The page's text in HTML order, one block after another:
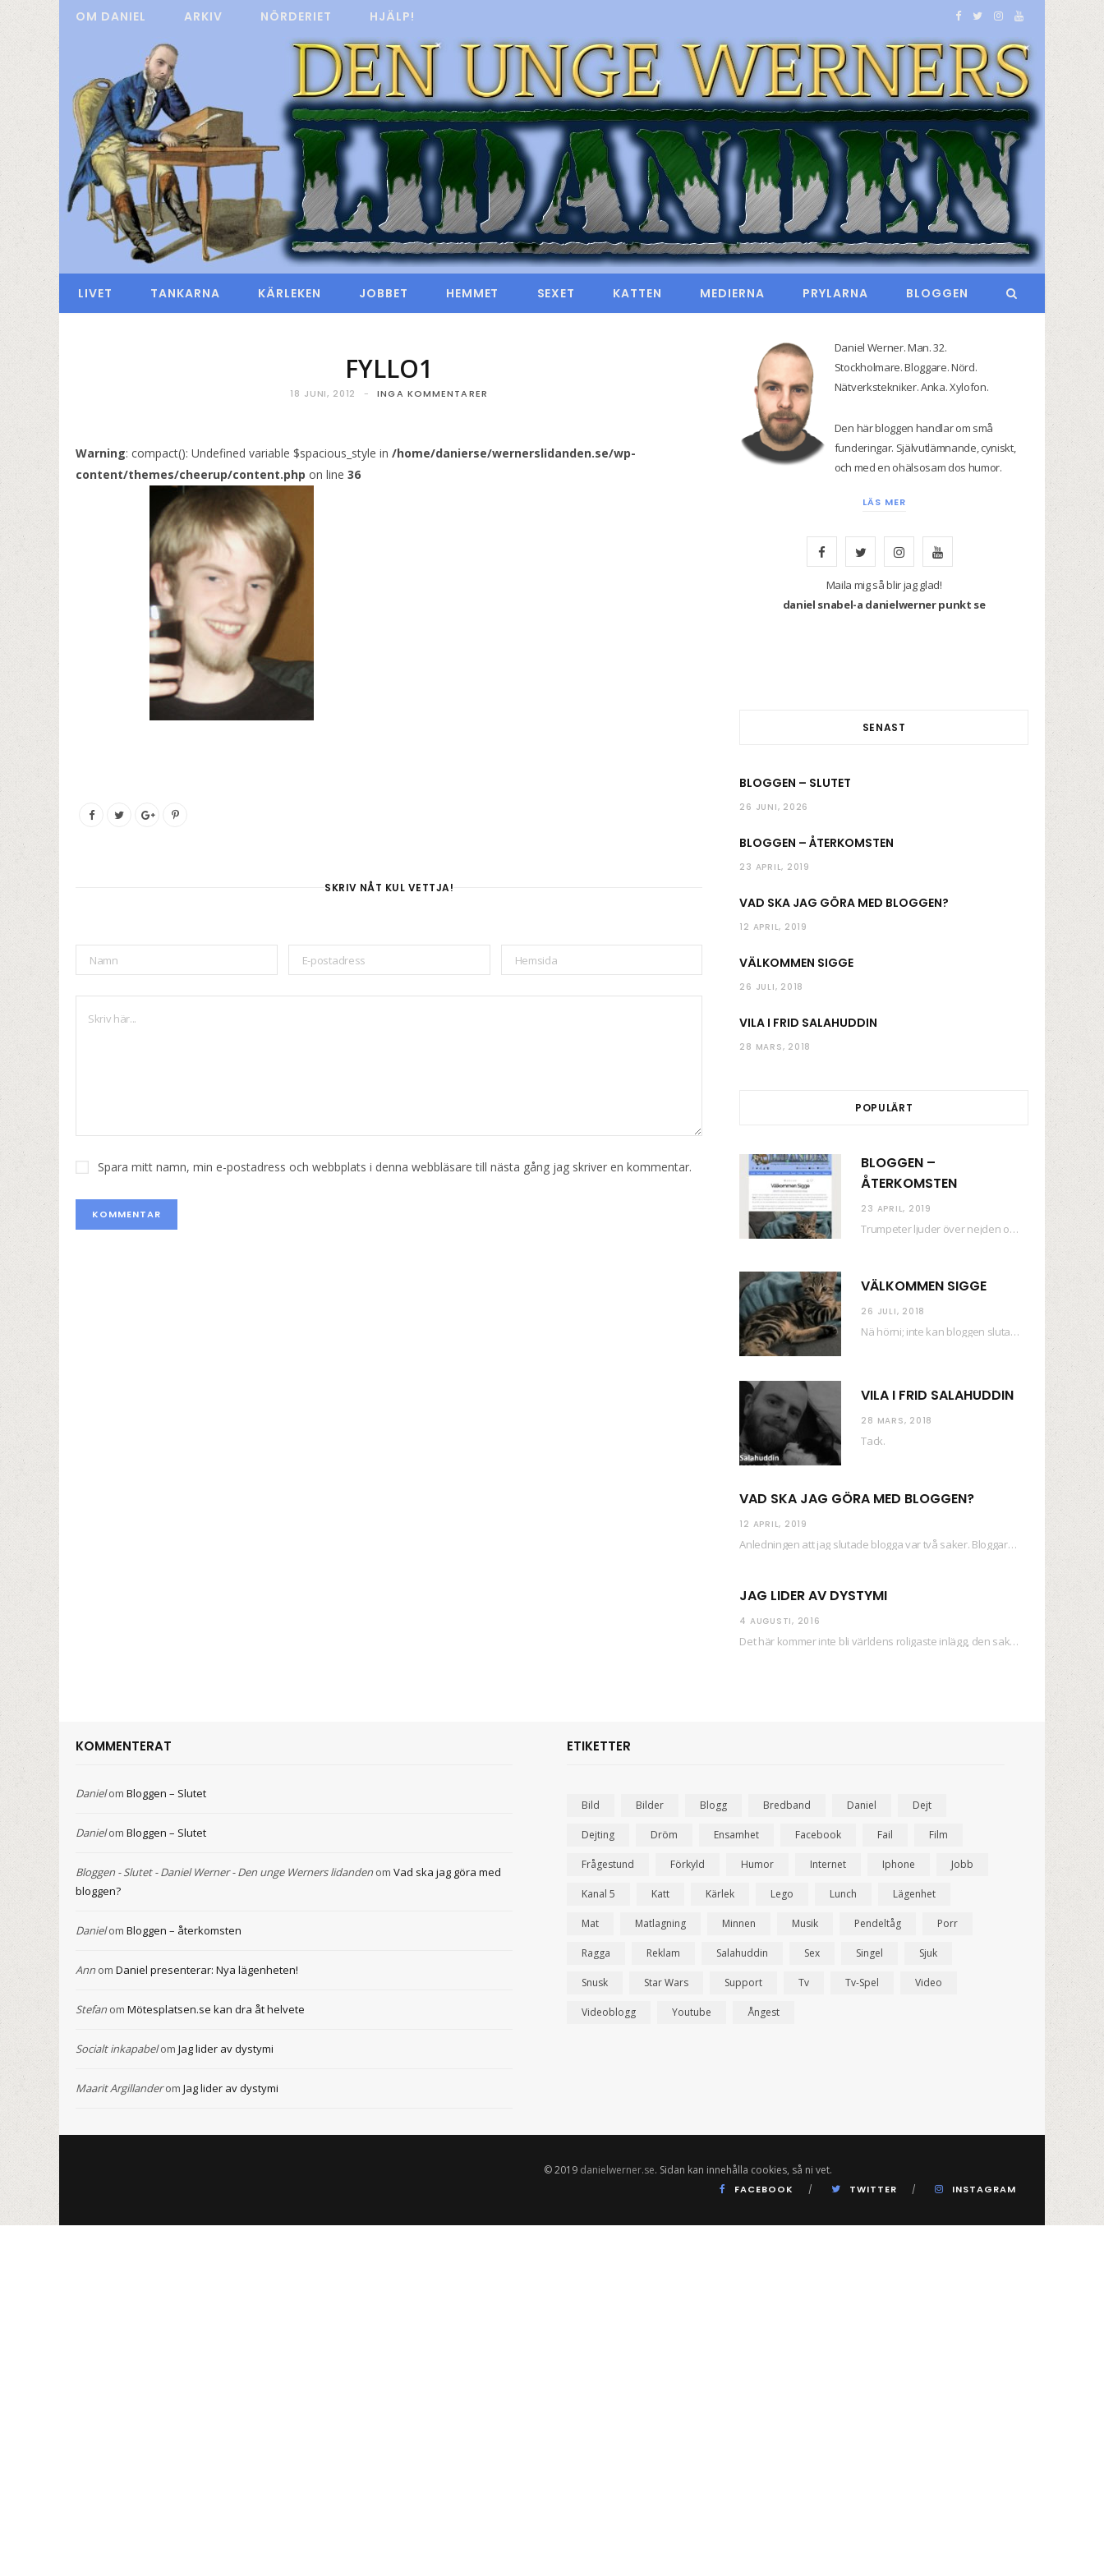
OM DANIEL ARKIV NÖRDERIET HJÄLP! F
a
c
e
o
o
k
w
i
t
t
e
r
I
n
s
t
a
g
a
Y
o
u
T
u
LIVET TANKARNA KÄRLEKEN JOBBET HEMMET SEXET KATTEN MEDIERNA PRYLARNA BLOGGEN
FYLLO1
18 JUNI, 2012 INGA KOMMENTARER
Warning: compact(): Undefined variable $spacious_style in /home/danierse/wernerslidanden.se/wp-
content/themes/cheerup/content.php on line 36
SKRIV NÅT KUL VETTJA!
Spara mitt namn, min e-postadress och webbplats i denna webbläsare till nästa gång jag skriver en kommentar.
Daniel Werner. Man. 32.
Stockholmare. Bloggare. Nörd.
Nätverkstekniker. Anka. Xylofon.
Den här bloggen handlar om små
funderingar. Självutlämnande, cyniskt,
och med en ohälsosam dos humor.
LÄS MER
a
c
T
w
i
r
I
n
s
Y
u
Maila mig så blir jag glad!
daniel snabel-a danielwerner punkt se
SENAST
BLOGGEN – SLUTET
26 JUNI, 2026
BLOGGEN – ÅTERKOMSTEN
23 APRIL, 2019
VAD SKA JAG GÖRA MED BLOGGEN?
12 APRIL, 2019
VÄLKOMMEN SIGGE
26 JULI, 2018
VILA I FRID SALAHUDDIN
28 MARS, 2018
POPULÄRT
BLOGGEN –
ÅTERKOMSTEN
23 APRIL, 2019
Trumpeter ljuder över nejden och konfetti regnar längsmed husfasaderna – FREDEN ÄR HÄR! Eller ahem.…
VÄLKOMMEN SIGGE
26 JULI, 2018
Nä hörni; inte kan bloggen sluta (eftersom jag så sällan uppdaterar skiten) i sånt supermoll.…
VILA I FRID SALAHUDDIN
28 MARS, 2018
Tack.
VAD SKA JAG GÖRA MED BLOGGEN?
12 APRIL, 2019
Anledningen att jag slutade blogga var två saker. Bloggaren Daniel skrev ut checkar som personen…
JAG LIDER AV DYSTYMI
4 AUGUSTI, 2016
Det här kommer inte bli världens roligaste inlägg, den saken kan ni räkna med. Det…
KOMMENTERAT
Danielom Bloggen – Slutet
Danielom Bloggen – Slutet
Bloggen - Slutet - Daniel Werner - Den unge Werners lidanden om Vad ska jag göra med
bloggen?
Danielom Bloggen – återkomsten
Ann om Daniel presenterar: Nya lägenheten!
Stefan om Mötesplatsen.se kan dra åt helvete
Socialt inkapabelom Jag lider av dystymi
Maarit Argillanderom Jag lider av dystymi
ETIKETTER
Bild Bilder Blogg Bredband Daniel Dejt
Dejting Dröm Ensamhet Facebook Fail Film
Frågestund Förkyld Humor Internet Iphone Jobb
Kanal 5 Katt Kärlek Lego Lunch Lägenhet
Mat Matlagning Minnen Musik Pendeltåg Porr
Ragga Reklam Salahuddin Sex Singel Sjuk
Snusk Star Wars Support Tv Tv-Spel Video
Videoblogg Youtube Ångest
© 2019 danielwerner.se. Sidan kan innehålla cookies, så ni vet.
FACEBOOK TWITTER INSTAGRAM